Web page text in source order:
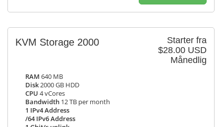
Starter fra
$28.00 USD
Månedlig
KVM Storage 2000
RAM 640 MB
Disk2000 GB HDD
CPU 4 vCores
Bandwidth 12 TB per month
1 IPv4 Address
/64 IPv6 Address